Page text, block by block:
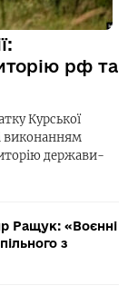
рф та
Курської
виконанням
держави-
Ращук: «Воєнні
з